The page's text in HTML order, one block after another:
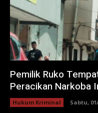
Pemilik Ruko
Peracikan Narkoba
Hukum Kriminal Sabtu,